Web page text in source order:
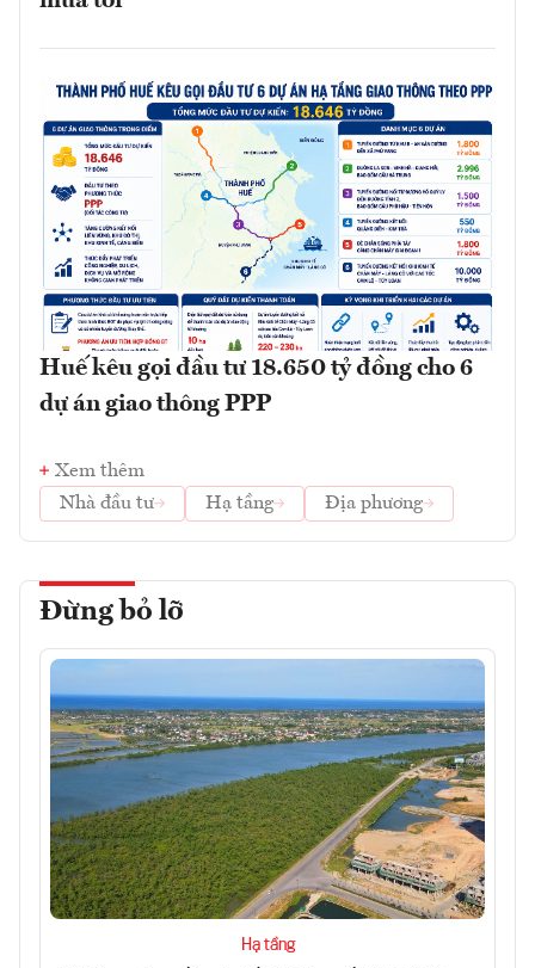
Huế kêu gọi đầu tư 18.650 tỷ đồng cho 6
dự án giao thông PPP
Xem thêm
Nhà đầu tư
Hạ tầng Địa phương
Đừng bỏ lỡ
Hạ tầng